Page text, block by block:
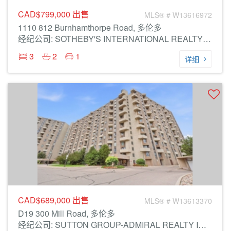
CAD$799,000 出售 MLS® # W13616972
1110 812 Burnhamthorpe Road, 多伦多
经纪公司: SOTHEBY'S INTERNATIONAL REALTY CANADA
3
2 1 详细
CAD$689,000 出售 MLS® # W13613370
D19 300 Mill Road, 多伦多
经纪公司: SUTTON GROUP-ADMIRAL REALTY INC.